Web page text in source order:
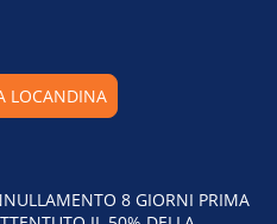
LOCANDINA
8 GIORNI PRIMA